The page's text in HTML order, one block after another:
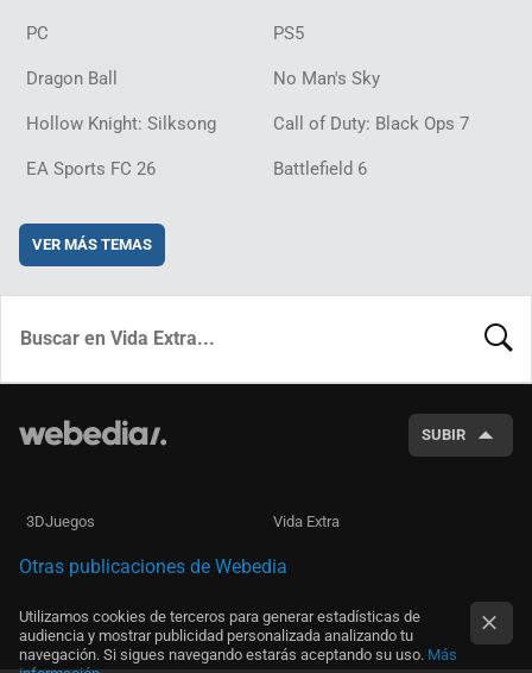
PC PS5
Dragon Ball No Man's Sky
Hollow Knight: Silksong Call of Duty: Black Ops 7
EA Sports FC 26 Battlefield 6
VER MÁS TEMAS
SUBIR
3DJuegos Vida Extra
Otras publicaciones de Webedia
Utilizamos cookies de terceros para generar estadísticas de
audiencia y mostrar publicidad personalizada analizando tu
navegación. Si sigues navegando estarás aceptando su uso. Más